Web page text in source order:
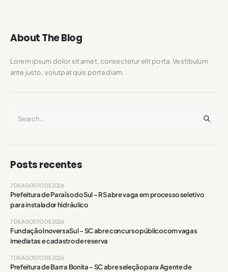
About The Blog
Lorem ipsum dolor sit amet, consectetur elit porta. Vestibulum
ante justo, volutpat quis porta diam.
Posts recentes
Prefeitura de Paraíso do Sul – RS abre vaga em processo seletivo
para instalador hidráulico
7 DE AGOSTO DE 2026
Fundação InoversaSul – SC abre concurso público com vagas
imediatas e cadastro de reserva
7 DE AGOSTO DE 2026
Prefeitura de Barra Bonita – SC abre seleção para Agente de
7 DE AGOSTO DE 2026